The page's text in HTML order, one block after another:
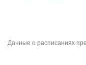
Данные о расписаниях